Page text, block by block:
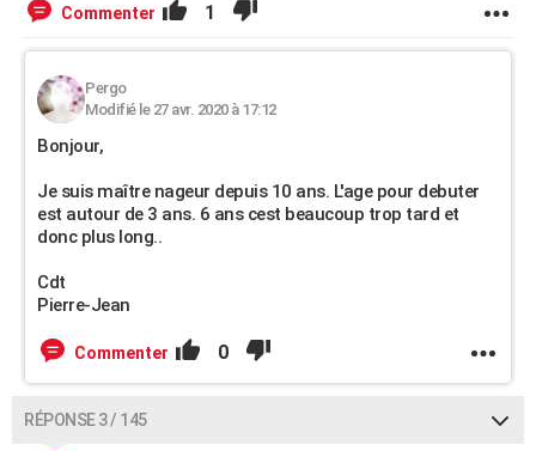
Commenter 1
Pergo
Modifié le 27 avr. 2020 à 17:12
Bonjour,
Je suis maître nageur depuis 10 ans. L'age pour debuter
est autour de 3 ans. 6 ans cest beaucoup trop tard et
donc plus long..
Cdt
Pierre-Jean
Commenter 0
RÉPONSE 3 / 145